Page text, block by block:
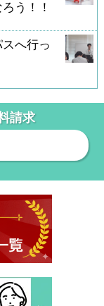
う！！
へ行っ
請求